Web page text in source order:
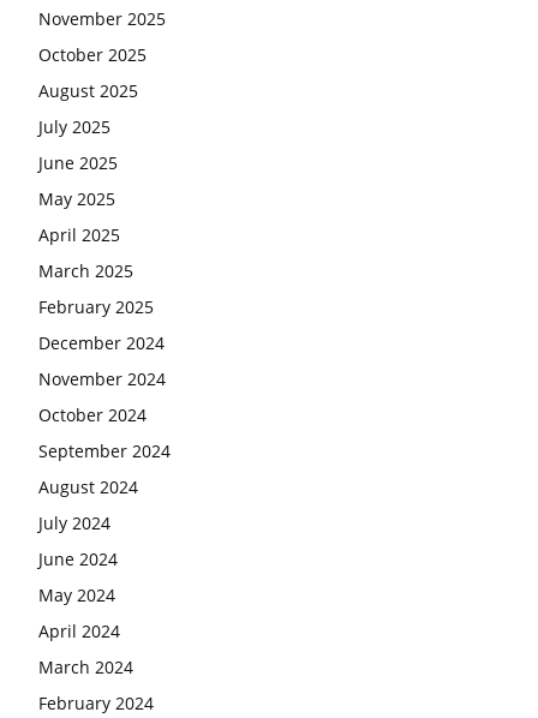
November 2025
October 2025
August 2025
July 2025
June 2025
May 2025
April 2025
March 2025
February 2025
December 2024
November 2024
October 2024
September 2024
August 2024
July 2024
June 2024
May 2024
April 2024
March 2024
February 2024